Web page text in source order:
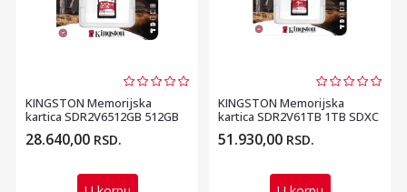
KINGSTON Memorijska
kartica SDR2V6512GB 512GB
SDXC UHS-II 280R150W...
28.640,00 RSD.
KINGSTON Memorijska
kartica SDR2V61TB 1TB SDXC
UHS-II 280R150W U3 ...
51.930,00 RSD.